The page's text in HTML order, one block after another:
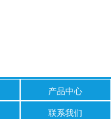
产品中心
联系我们